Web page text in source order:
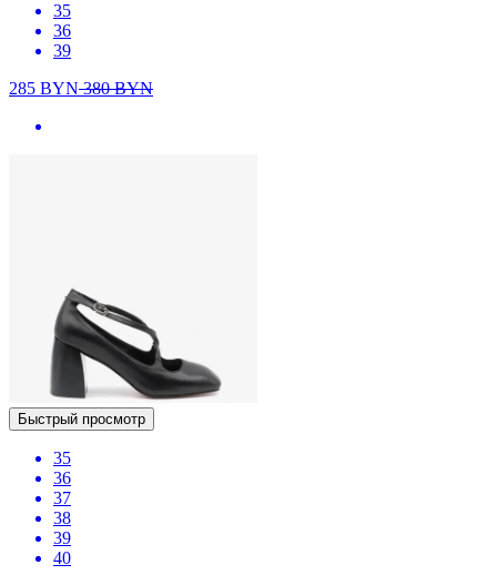
35
36
39
285 BYN380BYN
Быстрый просмотр
35
36
37
38
39
40